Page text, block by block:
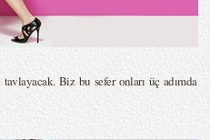
Biz bu sefer onları üç adımda